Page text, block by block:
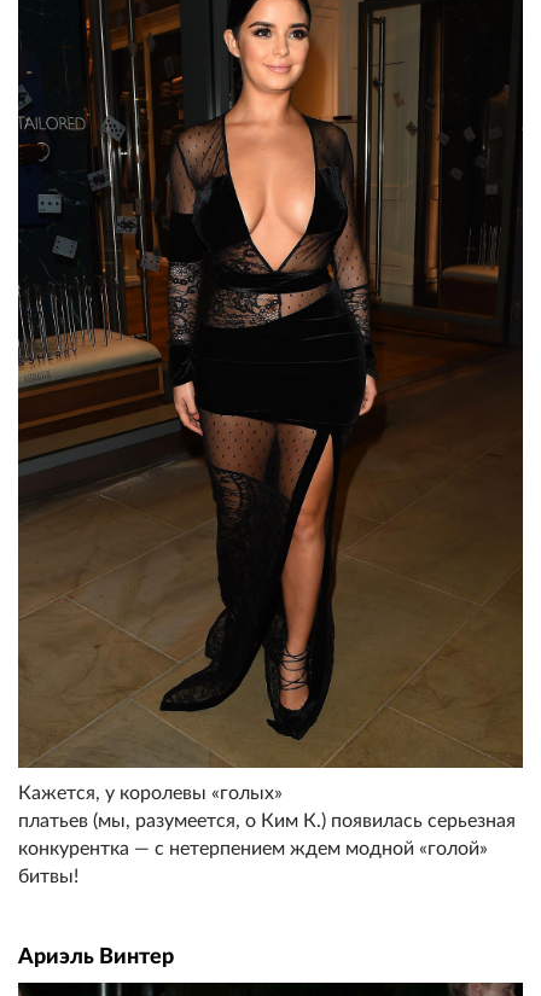
Кажется, у королевы «голых»
платьев (мы, разумеется, о Ким К.) появилась серьезная
конкурентка — с нетерпением ждем модной «голой»
битвы!
Ариэль Винтер